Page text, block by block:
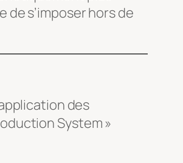
s’imposer hors de
des
System »